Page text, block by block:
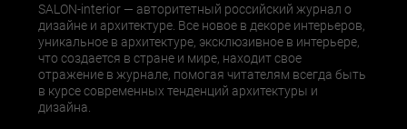
SALON-interior — авторитетный российский журнал о
дизайне и архитектуре. Все новое в декоре интерьеров,
уникальное в архитектуре, эксклюзивное в интерьере,
что создается в стране и мире, находит свое
отражение в журнале, помогая читателям всегда быть
в курсе современных тенденций архитектуры и
дизайна.